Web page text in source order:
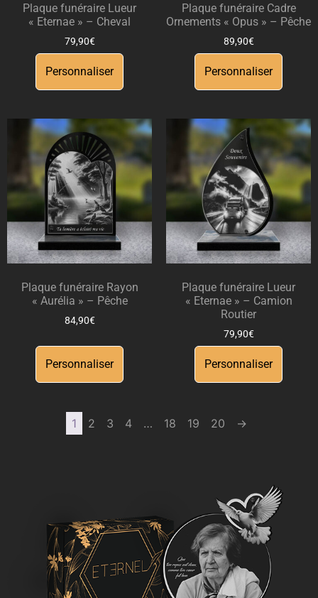
Plaque funéraire Lueur
« Eternae » – Cheval
79,90€
Personnaliser
Plaque funéraire Cadre
Ornements « Opus » – Pêche
89,90€
Personnaliser
Plaque funéraire Rayon
« Aurélia » – Pêche
84,90€
Personnaliser
Plaque funéraire Lueur
« Eternae » – Camion
Routier
79,90€
Personnaliser
1 2 3 4 … 18 19 20 →